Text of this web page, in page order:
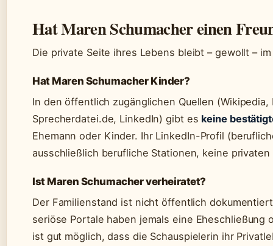
Hat Maren Schumacher einen
Die private Seite ihres Lebens bleibt – gewollt –
Hat Maren Schumacher Kinder?
In den öffentlich zugänglichen Quellen (Wikipedia,
Sprecherdatei.de, LinkedIn) gibt es keine
Ehemann oder Kinder. Ihr LinkedIn-Profil
ausschließlich berufliche Stationen, keine privaten
Ist Maren Schumacher verheiratet?
Der Familienstand ist nicht öffentlich
seriöse Portale haben jemals eine Eheschließung
ist gut möglich, dass die Schauspielerin ihr